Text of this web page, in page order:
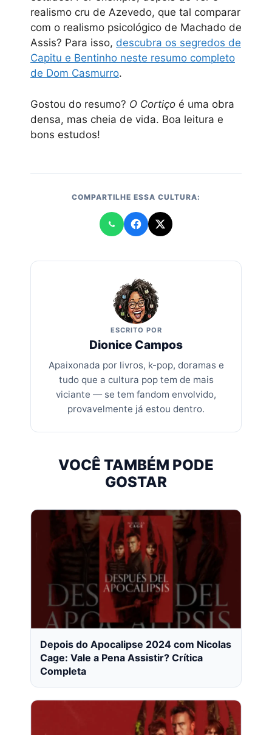
realismo cru de Azevedo, que tal comparar
com o realismo psicológico de Machado de
Assis? Para isso, descubra os segredos de
Capitu e Bentinho neste resumo completo
de Dom Casmurro.
Gostou do resumo? O Cortiço é uma obra
densa, mas cheia de vida. Boa leitura e
bons estudos!
COMPARTILHE ESSA CULTURA:
ESCRITO POR
Dionice Campos
Apaixonada por livros, k-pop, doramas e
tudo que a cultura pop tem de mais
viciante — se tem fandom envolvido,
provavelmente já estou dentro.
VOCÊ TAMBÉM PODE
GOSTAR
Depois do Apocalipse 2024 com Nicolas
Cage: Vale a Pena Assistir? Crítica
Completa